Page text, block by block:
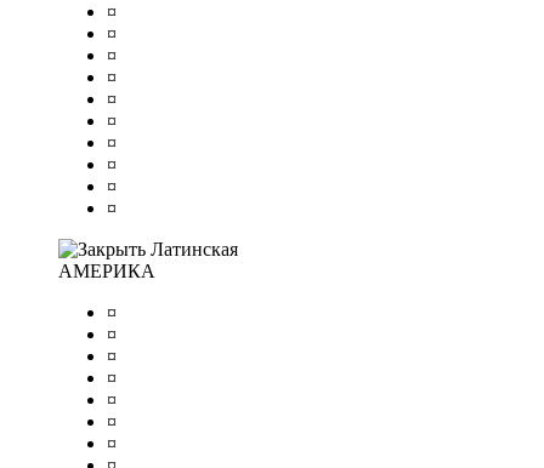
¤
¤
¤
¤
¤
¤
¤
¤
¤
¤
Латинская
АМЕРИКА
¤
¤
¤
¤
¤
¤
¤